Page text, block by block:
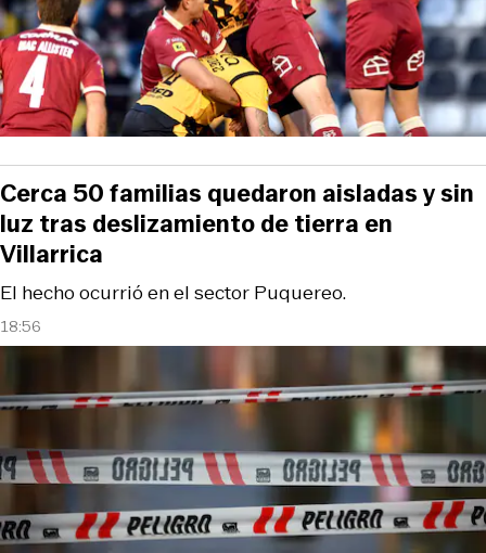
18:56
El hecho ocurrió en el sector Puquereo.
Cerca 50 familias quedaron aisladas y sin
luz tras deslizamiento de tierra en
Villarrica